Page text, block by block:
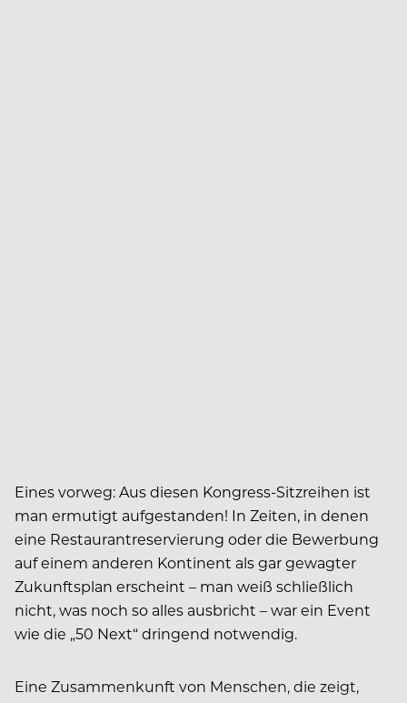
Eines vorweg: Aus diesen Kongress-Sitzreihen ist
man ermutigt aufgestanden! In Zeiten, in denen
eine Restaurantreservierung oder die Bewerbung
auf einem anderen Kontinent als gar gewagter
Zukunftsplan erscheint – man weiß schließlich
nicht, was noch so alles ausbricht – war ein Event
wie die „50 Next“ dringend notwendig.
Eine Zusammenkunft von Menschen, die zeigt,